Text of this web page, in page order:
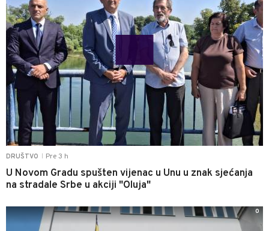
DRUŠTVO Pre 3 h
U Novom Gradu spušten vijenac u Unu u znak sjećanja
na stradale Srbe u akciji "Oluja"
0